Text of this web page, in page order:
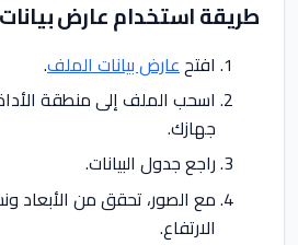
طريقة استخدام عارض
افتحعارض بيانات الملف.
اسحب الملف إلى منطقة
جهازك.
راجع جدول البيانات.
مع الصور، تحقق من الأبعاد
الارتفاع.